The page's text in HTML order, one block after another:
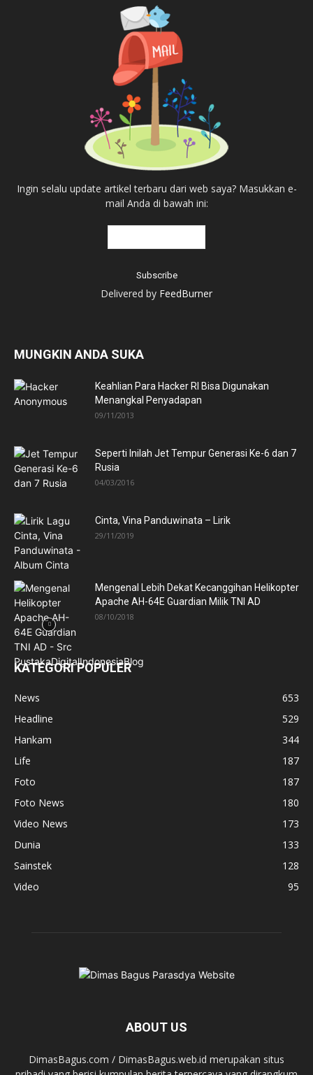
Ingin selalu update artikel terbaru dari web saya? Masukkan e-
mail Anda di bawah ini:
Delivered by FeedBurner
MUNGKIN ANDA SUKA
Keahlian Para Hacker RI Bisa Digunakan
Menangkal Penyadapan
09/11/2013
Seperti Inilah Jet Tempur Generasi Ke-6 dan 7
Rusia
04/03/2016
Cinta, Vina Panduwinata – Lirik
29/11/2019
Mengenal Lebih Dekat Kecanggihan Helikopter
Apache AH-64E Guardian Milik TNI AD
08/10/2018
KATEGORI POPULER
News
653
Headline
529
Hankam
344
Life
187
Foto
187
Foto News
180
Video News
173
Dunia
133
Sainstek
128
Video
95
ABOUT US
DimasBagus.com / DimasBagus.web.id merupakan situs